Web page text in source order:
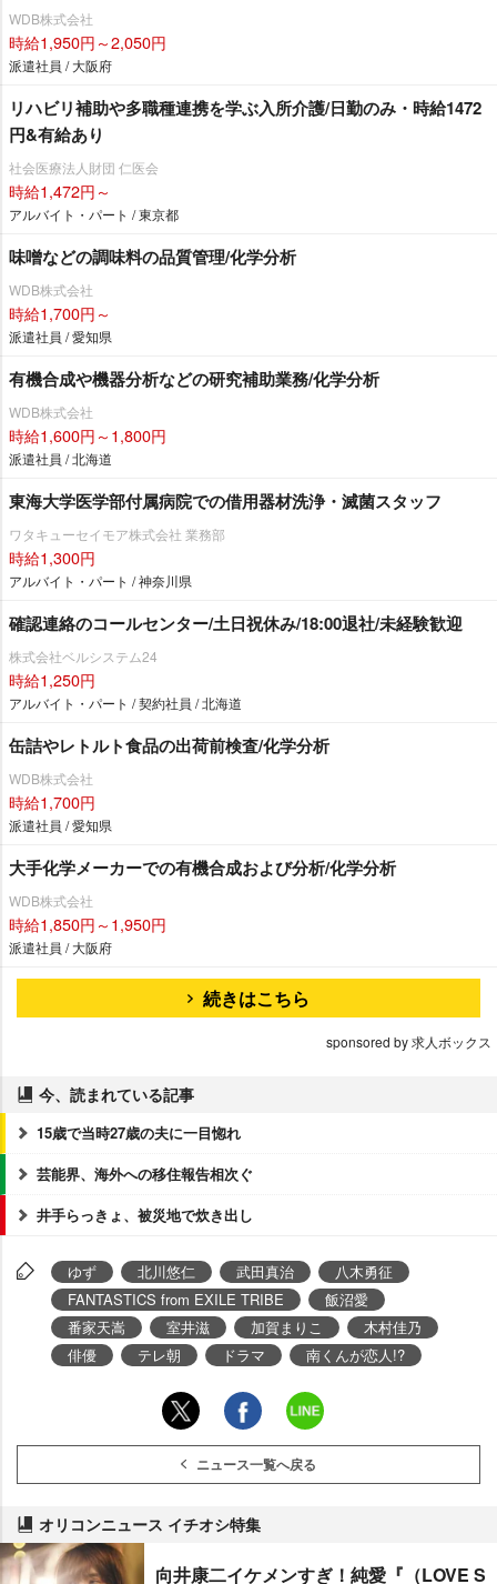
WDB株式会社
時給1,950円～2,050円
派遣社員 / 大阪府
リハビリ補助や多職種連携を学ぶ入所介護/日勤のみ・時給1472
円&有給あり
社会医療法人財団 仁医会
時給1,472円～
アルバイト・パート / 東京都
味噌などの調味料の品質管理/化学分析
WDB株式会社
時給1,700円～
派遣社員 / 愛知県
有機合成や機器分析などの研究補助業務/化学分析
WDB株式会社
時給1,600円～1,800円
派遣社員 / 北海道
東海大学医学部付属病院での借用器材洗浄・滅菌スタッフ
ワタキューセイモア株式会社 業務部
時給1,300円
アルバイト・パート / 神奈川県
確認連絡のコールセンター/土日祝休み/18:00退社/未経験歓迎
株式会社ベルシステム24
時給1,250円
アルバイト・パート / 契約社員 / 北海道
缶詰やレトルト食品の出荷前検査/化学分析
WDB株式会社
時給1,700円
派遣社員 / 愛知県
大手化学メーカーでの有機合成および分析/化学分析
WDB株式会社
時給1,850円～1,950円
派遣社員 / 大阪府
続きはこちら
sponsored by 求人ボックス
今、読まれている記事
15歳で当時27歳の夫に一目惚れ
芸能界、海外への移住報告相次ぐ
井手らっきょ、被災地で炊き出し
ゆず 北川悠仁 武田真治
八木勇征
FANTASTICS from EXILE TRIBE
飯沼愛
番家天嵩
室井滋 加賀まりこ
木村佳乃
俳優
テレ朝 ドラマ 南くんが恋人!?
ニュース一覧へ戻る
オリコンニュース イチオシ特集
向井康二イケメンすぎ！純愛『（LOVE S